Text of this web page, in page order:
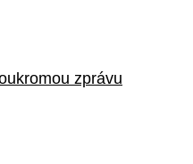
zprávu